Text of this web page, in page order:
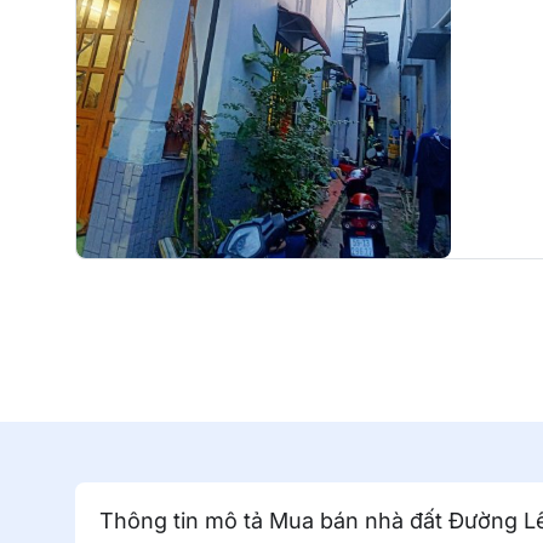
Thông tin mô tả Mua bán nhà đất Đường